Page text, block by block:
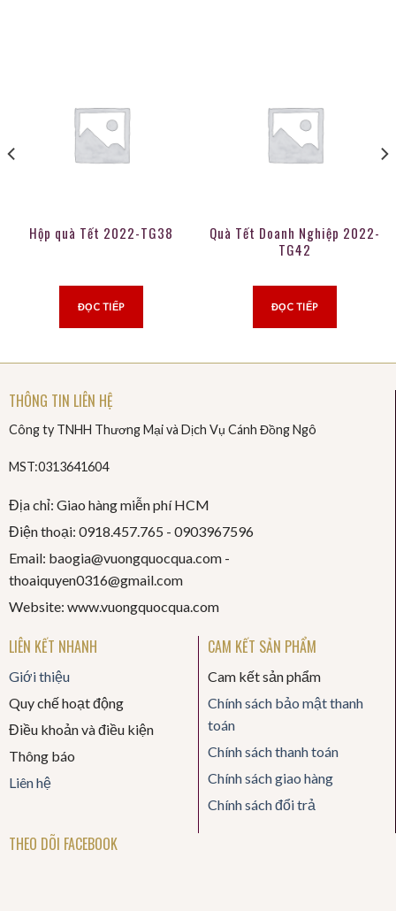
Hộp quà Tết 2022-TG38
ĐỌC TIẾP
Quà Tết Doanh Nghiệp 2022-
TG42
ĐỌC TIẾP
THÔNG TIN LIÊN HỆ
Công ty TNHH Thương Mại và Dịch Vụ Cánh Đồng Ngô
MST:0313641604
Địa chỉ: Giao hàng miễn phí HCM
Điện thoại: 0918.457.765 - 0903967596
Email: baogia@vuongquocqua.com -
thoaiquyen0316@gmail.com
Website: www.vuongquocqua.com
LIÊN KẾT NHANH
Giới thiệu
Quy chế hoạt động
Điều khoản và điều kiện
Thông báo
Liên hệ
CAM KẾT SẢN PHẨM
Cam kết sản phẩm
Chính sách bảo mật thanh
toán
Chính sách thanh toán
Chính sách giao hàng
Chính sách đổi trả
THEO DÕI FACEBOOK